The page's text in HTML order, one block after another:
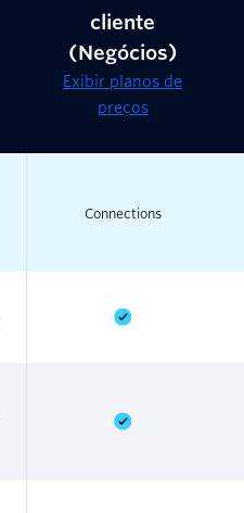
cliente
(Negócios)
Exibir planos de
preços
Connections